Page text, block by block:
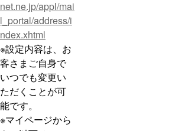
net.ne.jp/appl/mai
l_portal/address/i
ndex.xhtml
※設定内容は、お
客さまご自身で
いつでも変更い
ただくことが可
能です。
※マイページから